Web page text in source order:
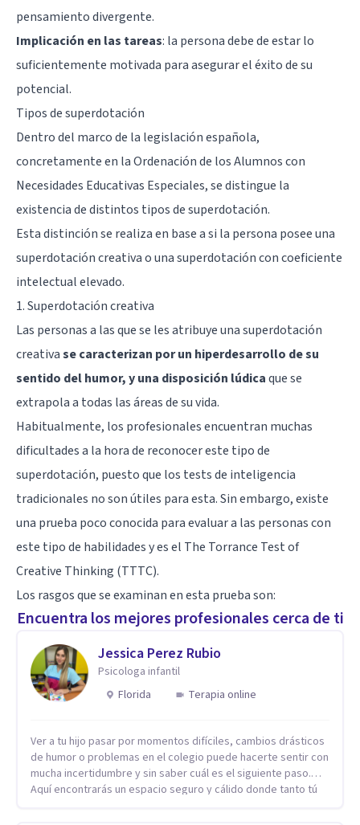
pensamiento divergente.
Implicación en las tareas: la persona debe de estar lo
suficientemente motivada para asegurar el éxito de su
potencial.
Tipos de superdotación
Dentro del marco de la legislación española,
concretamente en la Ordenación de los Alumnos con
Necesidades Educativas Especiales, se distingue la
existencia de distintos tipos de superdotación.
Esta distinción se realiza en base a si la persona posee una
superdotación creativa o una superdotación con coeficiente
intelectual elevado.
1. Superdotación creativa
Las personas a las que se les atribuye una superdotación
creativase caracterizan por un hiperdesarrollo de su
sentido del humor, y una disposición lúdicaque se
extrapola a todas las áreas de su vida.
Habitualmente, los profesionales encuentran muchas
dificultades a la hora de reconocer este tipo de
superdotación, puesto que los tests de inteligencia
tradicionales no son útiles para esta. Sin embargo, existe
una prueba poco conocida para evaluar a las personas con
este tipo de habilidades y es el The Torrance Test of
Creative Thinking (TTTC).
Los rasgos que se examinan en esta prueba son:
Encuentra los mejores profesionales cerca de ti
Jessica Perez Rubio
Psicologa infantil
Florida
Terapia online
Ver a tu hijo pasar por momentos difíciles, cambios drásticos
de humor o problemas en el colegio puede hacerte sentir con
mucha incertidumbre y sin saber cuál es el siguiente paso.
Aquí encontrarás un espacio seguro y cálido donde tanto tú